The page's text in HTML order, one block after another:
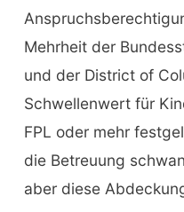
Mehrheit der
und der District of
Schwellenwert für
FPL oder mehr
die Betreuung
aber diese